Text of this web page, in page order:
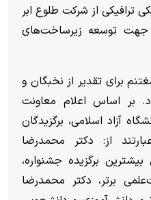
ترافیکی از شرکت طلوع ابر
جهت توسعه زیرساخت‌های
برای تقدیر از نخبگان و
بر اساس اعلام معاونت
آزاد اسلامی، برگزیدگان
از: دکتر محمدرضا
برگزیده جشنواره،
برتر، دکتر محمدرضا